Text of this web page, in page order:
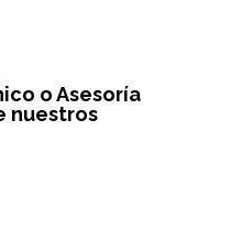
o Asesoría
nuestros